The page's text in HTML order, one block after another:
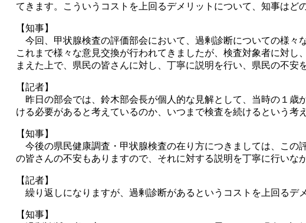
てきます。こういうコストを上回るデメリットについて、知事はど
【知事】
今回、甲状腺検査の評価部会において、過剰診断についての様々
これまで様々な意見交換が行われてきましたが、検査対象者に対
まえた上で、県民の皆さんに対し、丁寧に説明を行い、県民の不安
【記者】
昨日の部会では、鈴木部会長が個人的な見解として、当時の１歳
ける必要があると考えているのか、いつまで検査を続けるという考
【知事】
今後の県民健康調査・甲状腺検査の在り方につきましては、この
の皆さんの不安もありますので、それに対する説明を丁寧に行いな
【記者】
繰り返しになりますが、過剰診断があるというコストを上回るデ
【知事】